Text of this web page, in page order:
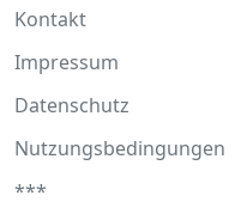
Kontakt
Impressum
Datenschutz
Nutzungsbedingungen
***